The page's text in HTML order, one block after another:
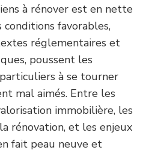
à rénover est en nette
conditions favorables,
réglementaires et
poussent les
à se tourner
mal aimés. Entre les
immobilière, les
rénovation, et les enjeux
fait peau neuve et